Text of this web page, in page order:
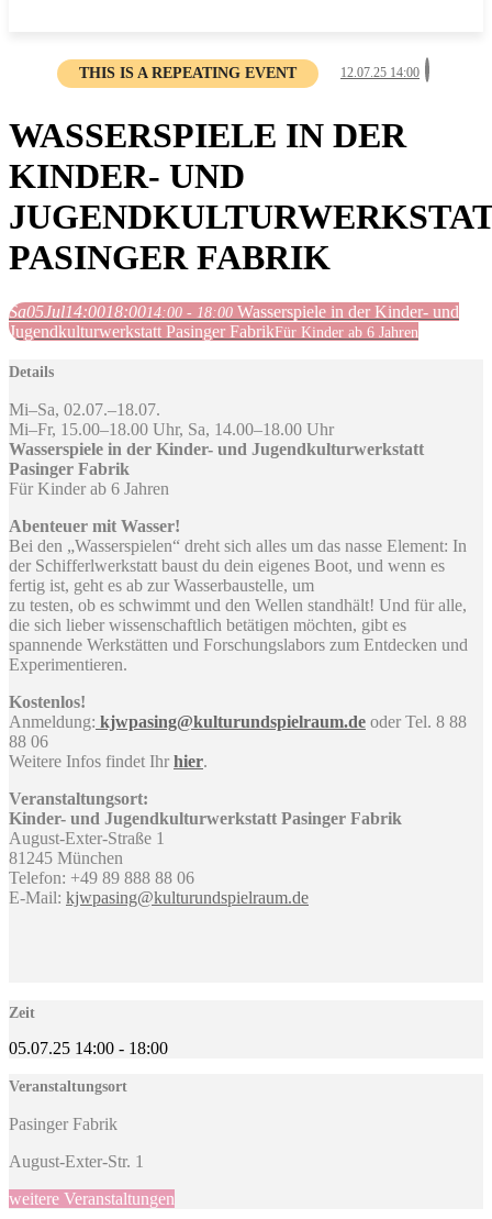
THIS IS A REPEATING EVENT 12.07.25 14:00
WASSERSPIELE IN DER
KINDER- UND
PASINGER FABRIK
Sa05Jul14:0018:0014:00 - 18:00 Wasserspiele in der Kinder- und
Jugendkulturwerkstatt Pasinger FabrikFür Kinder ab 6 Jahren
Details
Mi–Sa, 02.07.–18.07.
Mi–Fr, 15.00–18.00 Uhr, Sa, 14.00–18.00 Uhr
Wasserspiele in der Kinder- und Jugendkulturwerkstatt
Pasinger Fabrik
Für Kinder ab 6 Jahren
Abenteuer mit Wasser!
Bei den „Wasserspielen“ dreht sich alles um das nasse Element: In
der Schifferlwerkstatt baust du dein eigenes Boot, und wenn es
fertig ist, geht es ab zur Wasserbaustelle, um
zu testen, ob es schwimmt und den Wellen standhält! Und für alle,
die sich lieber wissenschaftlich betätigen möchten, gibt es
spannende Werkstätten und Forschungslabors zum Entdecken und
Experimentieren.
Kostenlos!
Anmeldung: kjwpasing@kulturundspielraum.de oder Tel. 8 88
88 06
Weitere Infos findet Ihr hier.
Veranstaltungsort:
Kinder- und Jugendkulturwerkstatt Pasinger Fabrik
August-Exter-Straße 1
81245 München
Telefon: +49 89 888 88 06
E-Mail: kjwpasing@kulturundspielraum.de
Zeit
05.07.25 14:00 - 18:00
Veranstaltungsort
Pasinger Fabrik
August-Exter-Str. 1
weitere Veranstaltungen